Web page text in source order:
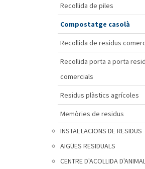
Recollida de piles
Compostatge casolà
Recollida de residus
Recollida porta a porta
comercials
Residus plàstics agrícoles
Memòries de residus
INSTAL·LACIONS DE RESIDUS
AIGÜES RESIDUALS
CENTRE D'ACOLLIDA